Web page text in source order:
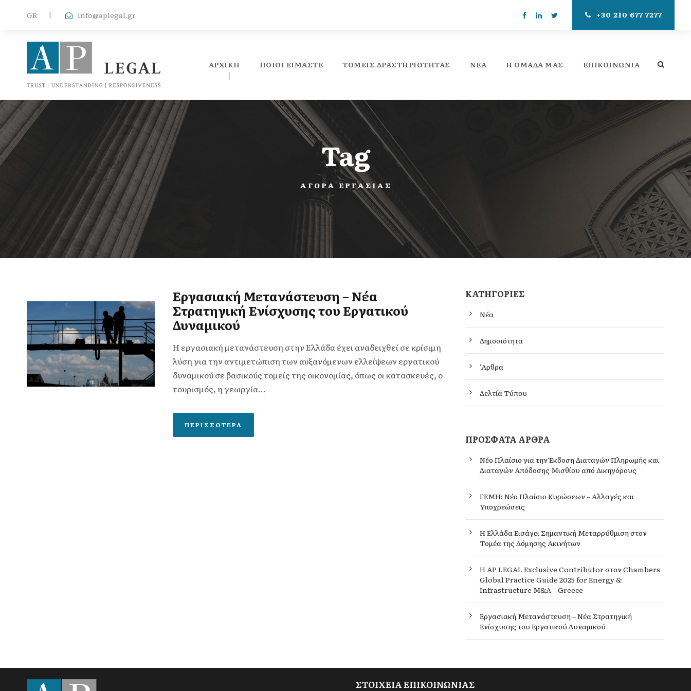
GR | info@aplegal.gr +30 210 677 7277
ΑΡΧΙΚΉ ΠΟΙΟΙ ΕΙΜΑΣΤΕ ΤΟΜΕΊΣ ΔΡΑΣΤΗΡΙΌΤΗΤΑΣ ΝΕΑ Η ΟΜΆΔΑ ΜΑΣ ΕΠΙΚΟΙΝΩΝΊΑ
Tag
ΑΓΟΡΆ ΕΡΓΑΣΊΑΣ
Εργασιακή Μετανάστευση – Νέα
Στρατηγική Ενίσχυσης του Εργατικού
Δυναμικού
Η εργασιακή μετανάστευση στην Ελλάδα έχει αναδειχθεί σε κρίσιμη
λύση για την αντιμετώπιση των αυξανόμενων ελλείψεων εργατικού
δυναμικού σε βασικούς τομείς της οικονομίας, όπως οι κατασκευές, ο
τουρισμός, η γεωργία...
ΠΕΡΙΣΣΌΤΕΡΑ
KΑΤΗΓΟΡΊΕΣ
Νέα
Δημοσιότητα
'Αρθρα
Δελτία Τύπου
ΠΡΌΣΦΑΤΑ ΆΡΘΡΑ
Νέο Πλαίσιο για την Έκδοση Διαταγών Πληρωμής και
Διαταγών Απόδοσης Μισθίου από Δικηγόρους
ΓΕΜΗ: Νέο Πλαίσιο Κυρώσεων – Αλλαγές και
Υποχρεώσεις
Η Ελλάδα Εισάγει Σημαντική Μεταρρύθμιση στον
Τομέα της Δόμησης Ακινήτων
Η AP LEGAL Exclusive Contributor στον Chambers
Global Practice Guide 2025 for Energy &
Infrastructure M&A – Greece
Εργασιακή Μετανάστευση – Νέα Στρατηγική
Ενίσχυσης του Εργατικού Δυναμικού
ΣΤΟΙΧΕΙΑ ΕΠΙΚΟΙΝΩΝΙΑΣ